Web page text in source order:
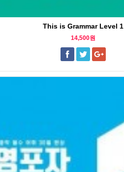
This is Grammar Level 1
14,500원